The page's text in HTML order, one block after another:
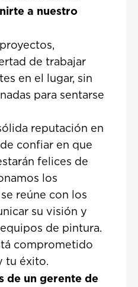
a nuestro
de trabajar
en el lugar, sin
para sentarse
reputación en
confiar en que
felices de
los
reúne con los
su visión y
de pintura.
comprometido
tu éxito.
de un gerente de